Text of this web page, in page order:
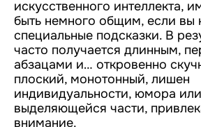
искусственного интеллекта,
быть немного общим, если вы
специальные подсказки. В
часто получается длинным,
абзацами и… откровенно
плоский, монотонный, лишен
индивидуальности, юмора
выделяющейся части,
внимание.